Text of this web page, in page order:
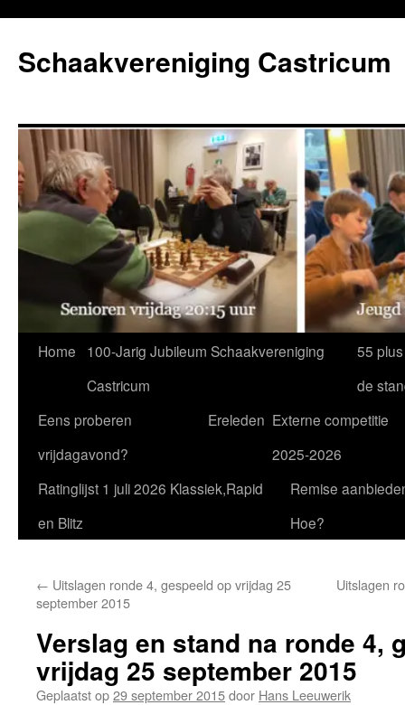
de
inhoud
Schaakvereniging Castricum
Home
100-Jarig Jubileum Schaakvereniging
Castricum
55
de
Eens proberen
vrijdagavond?
Ereleden Externe competitie
2025-2026
Ratinglijst 1 juli 2026 Klassiek,Rapid
en Blitz
Remise
Hoe?
← Uitslagen ronde 4, gespeeld op vrijdag 25
september 2015
Uitslagen
Verslag en stand na ronde 4,
vrijdag 25 september 2015
Geplaatst op29 september 2015door Hans Leeuwerik